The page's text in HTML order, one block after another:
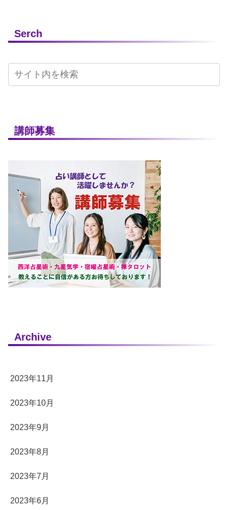
Serch
講師募集
Archive
2023年11月
2023年10月
2023年9月
2023年8月
2023年7月
2023年6月